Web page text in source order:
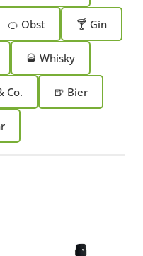
🍊 Obst 🍸 Gin
🥃 Whisky
Co. 🍺 Bier